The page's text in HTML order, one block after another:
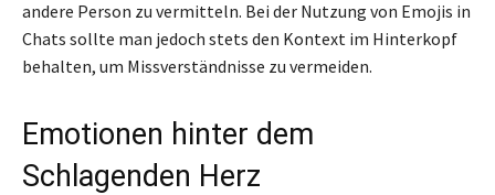
andere Person zu vermitteln. Bei der Nutzung von Emojis in
Chats sollte man jedoch stets den Kontext im Hinterkopf
behalten, um Missverständnisse zu vermeiden.
Emotionen hinter dem
Schlagenden Herz